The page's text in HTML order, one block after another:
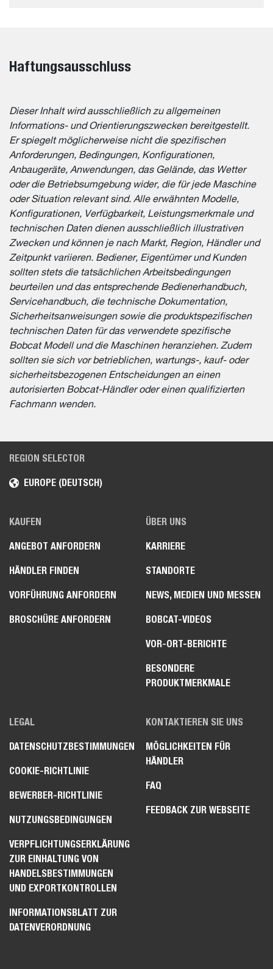
Haftungsausschluss
Dieser Inhalt wird ausschließlich zu allgemeinen
Informations- und Orientierungszwecken bereitgestellt.
Er spiegelt möglicherweise nicht die spezifischen
Anforderungen, Bedingungen, Konfigurationen,
Anbaugeräte, Anwendungen, das Gelände, das Wetter
oder die Betriebsumgebung wider, die für jede Maschine
oder Situation relevant sind. Alle erwähnten Modelle,
Konfigurationen, Verfügbarkeit, Leistungsmerkmale und
technischen Daten dienen ausschließlich illustrativen
Zwecken und können je nach Markt, Region, Händler und
Zeitpunkt variieren. Bediener, Eigentümer und Kunden
sollten stets die tatsächlichen Arbeitsbedingungen
beurteilen und das entsprechende Bedienerhandbuch,
Servicehandbuch, die technische Dokumentation,
Sicherheitsanweisungen sowie die produktspezifischen
technischen Daten für das verwendete spezifische
Bobcat Modell und die Maschinen heranziehen. Zudem
sollten sie sich vor betrieblichen, wartungs-, kauf- oder
sicherheitsbezogenen Entscheidungen an einen
autorisierten Bobcat-Händler oder einen qualifizierten
Fachmann wenden.
REGION SELECTOR
EUROPE (DEUTSCH)
KAUFEN
ANGEBOT ANFORDERN
HÄNDLER FINDEN
VORFÜHRUNG ANFORDERN
BROSCHÜRE ANFORDERN
ÜBER UNS
KARRIERE
STANDORTE
NEWS, MEDIEN UND MESSEN
BOBCAT-VIDEOS
VOR-ORT-BERICHTE
BESONDERE
PRODUKTMERKMALE
LEGAL
DATENSCHUTZBESTIMMUNGEN
COOKIE-RICHTLINIE
BEWERBER-RICHTLINIE
NUTZUNGSBEDINGUNGEN
VERPFLICHTUNGSERKLÄRUNG
ZUR EINHALTUNG VON
HANDELSBESTIMMUNGEN
UND EXPORTKONTROLLEN
INFORMATIONSBLATT ZUR
DATENVERORDNUNG
KONTAKTIEREN SIE UNS
MÖGLICHKEITEN FÜR
HÄNDLER
FAQ
FEEDBACK ZUR WEBSEITE